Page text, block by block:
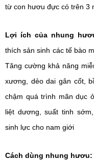
từ con hươu đực có trên 3
Lợi ích của nhung
Tăng cường khả năng
xương, dẻo dai gân cốt,
chậm quá trình mãn dục
liệt dương, suất tinh
sinh lực cho nam giới
Cách dùng nhung hươu: